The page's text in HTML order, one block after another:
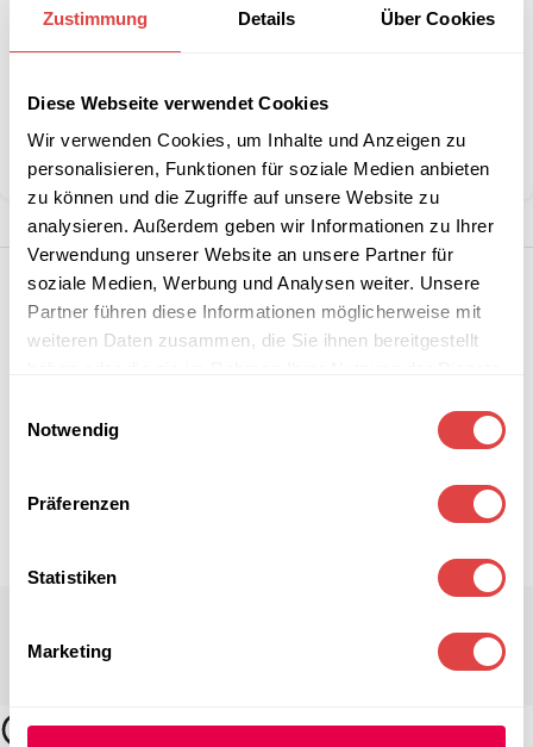
Zustimmung Details Über Cookies
Diese Webseite verwendet Cookies
Wir verwenden Cookies, um Inhalte und Anzeigen zu
personalisieren, Funktionen für soziale Medien anbieten
zu können und die Zugriffe auf unsere Website zu
analysieren. Außerdem geben wir Informationen zu Ihrer
Verwendung unserer Website an unsere Partner für
soziale Medien, Werbung und Analysen weiter. Unsere
Partner führen diese Informationen möglicherweise mit
weiteren Daten zusammen, die Sie ihnen bereitgestellt
Notwendig
Präferenzen
Statistiken
Marketing
Kategorie: Restaurant- & Bartische
Teilen: